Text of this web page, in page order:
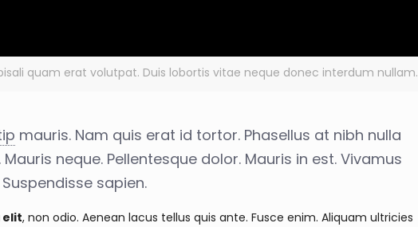
quam erat volutpat. Duis lobortis vitae neque donec interdum nullam.
mauris. Nam quis erat id tortor. Phasellus at nibh nulla
neque. Pellentesque dolor. Mauris in est. Vivamus
sapien.
elit, non odio. Aenean lacus tellus quis ante. Fusce enim. Aliquam ultricies